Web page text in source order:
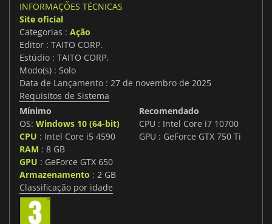
INFORMAÇÕES TÉCNICAS
Site oficial
Categorias : Ação
Editor : TAITO CORP.
Estúdio : TAITO CORP.
Modo(s) : Solo
Data de Lançamento : 27 de novembro de 2025
Requisitos de Sistema
Mínimo
OS: Windows 10 (64-bit)
CPU : Intel Core i5 4590
RAM : 8 GB
GPU : GeForce GTX 650
Armazenamento : 2 GB
Recomendado
CPU : Intel Core i7 10700
GPU : GeForce GTX 750 Ti
Classificação por idade